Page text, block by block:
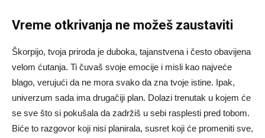
Vreme otkrivanja ne možeš zaustaviti
Škorpijo, tvoja priroda je duboka, tajanstvena i često obavijena
velom ćutanja. Ti čuvaš svoje emocije i misli kao najveće
blago, verujući da ne mora svako da zna tvoje istine. Ipak,
univerzum sada ima drugačiji plan. Dolazi trenutak u kojem će
se sve što si pokušala da zadržiš u sebi rasplesti pred tobom.
Biće to razgovor koji nisi planirala, susret koji će promeniti sve,